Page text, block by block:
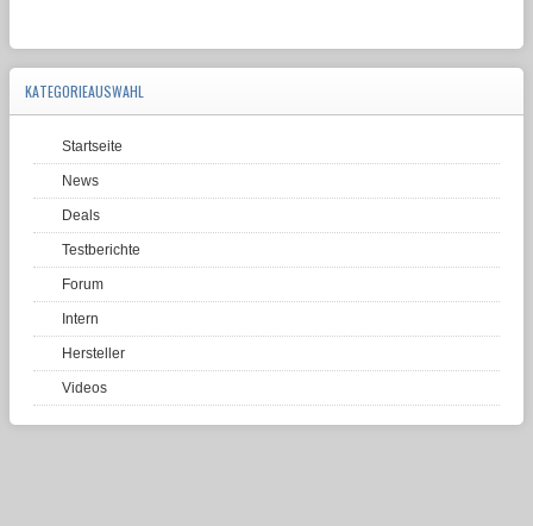
KATEGORIEAUSWAHL
Startseite
News
Deals
Testberichte
Forum
Intern
Hersteller
Videos